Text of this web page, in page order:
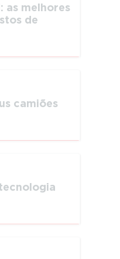
as melhores
de
camiões